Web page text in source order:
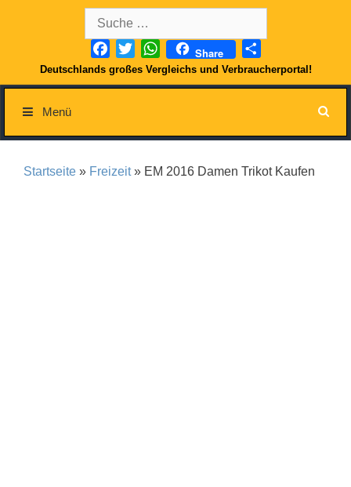
nach:
Facebook
TwitterWhatsApp
Share
Deutschlands großes Vergleichs und Verbraucherportal!
Menü
Startseite » Freizeit» EM 2016 Damen Trikot Kaufen